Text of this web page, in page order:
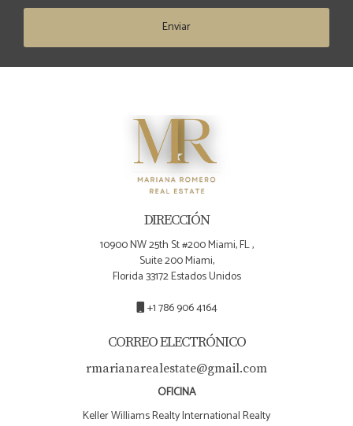
Enviar
DIRECCIÓN
10900 NW 25th St #200 Miami, FL ,
Suite 200 Miami,
Florida 33172 Estados Unidos
+1 786 906 4164
CORREO ELECTRÓNICO
rmarianarealestate@gmail.com
OFICINA
Keller Williams Realty International Realty